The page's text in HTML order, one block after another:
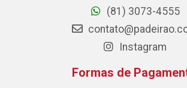
(81) 3073-4555
Instagram
Formas de